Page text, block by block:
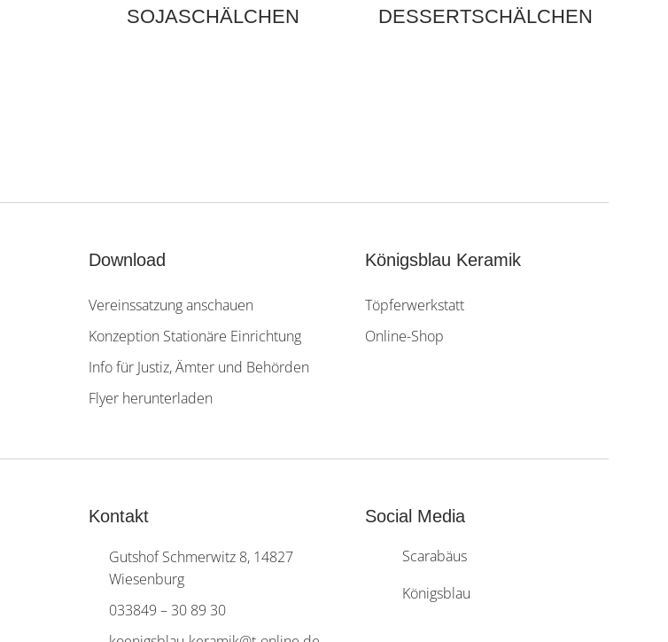
SOJASCHÄLCHEN DESSERTSCHÄLCHEN
Download
Vereinssatzung anschauen
Konzeption Stationäre Einrichtung
Info für Justiz, Ämter und Behörden
Flyer herunterladen
Königsblau Keramik
Töpferwerkstatt
Online-Shop
Kontakt
Gutshof Schmerwitz 8, 14827
Wiesenburg
033849 – 30 89 30
Social Media
Scarabäus
Königsblau